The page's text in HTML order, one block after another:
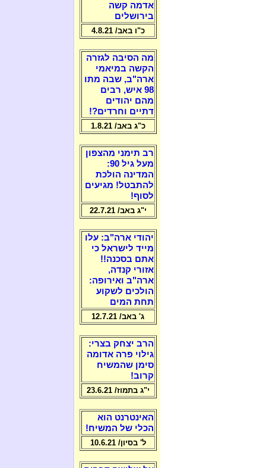
אדמה קשה
בירושלים
כ"ו באב/ 4.8.21
מה הסיבה לגזרה
הקשה במיאמי
ארה"ב, שבה מתו
98 איש, רבים
מהם יהודים
דתיים וחרדים?!
כ"ג באב/ 1.8.21
רב תימני מהצפון
מעל גיל 90:
המדינה הולכת
להתבטל! מגיעים
לסוף!
י"ג באב/ 22.7.21
יהודי ארה"ב: עלו
מייד לישראל כי
אתם בסכנה!!
אזורי קנדה,
ארה"ב ואירופה:
הולכים לשקוע
תחת המים
ג' באב/ 12.7.21
הרב יצחק בצרי:
גילוי פרה אדומה
סימן שהמשיח
קרוב!
י"ג בתמוז/ 23.6.21
האינטרנט הוא
הכלי של המשיח!
ל' בסיון/ 10.6.21